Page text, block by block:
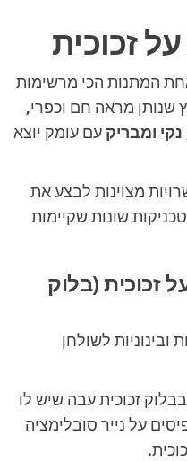
זכוכית
המתנות הכי מרשימות
שנותן מראה חם וכפרי,
נקי ומבריק עם עומק יוצא
מצוינות לבצע את
שונות שקיימות
זכוכית (בלוק
לשולחן
זכוכית עבה שיש לו
על נייר סובלימציה